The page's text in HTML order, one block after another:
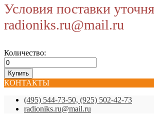
Условия поставки
radioniks.ru@mail.ru
Количество:
КОНТАКТЫ
(495) 544-73-50, (925) 502-42-73
radioniks.ru@mail.ru